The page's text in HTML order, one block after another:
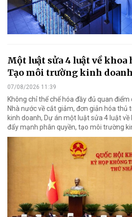
Một luật sửa 4 luật về khoa
Tạo môi trường kinh
07/08/2026 11:39
Không chỉ thể chế hóa đầy đủ quan
Nhà nước về cắt giảm, đơn giản hóa thủ
kinh doanh, Dự án một luật sửa 4 luật về
đẩy mạnh phân quyền, tạo môi trường